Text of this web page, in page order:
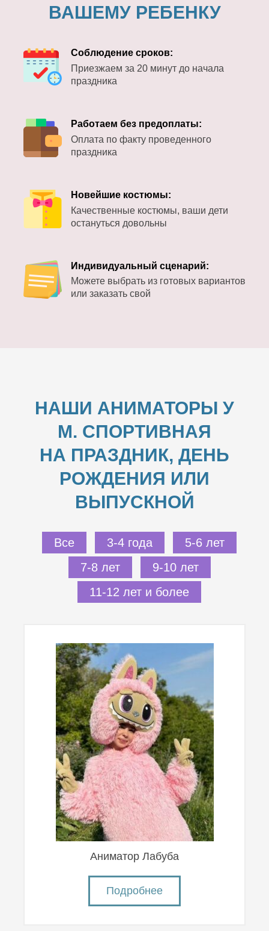
ВАШЕМУ РЕБЕНКУ
Соблюдение сроков:
Приезжаем за 20 минут до начала
праздника
Работаем без предоплаты:
Оплата по факту проведенного
праздника
Новейшие костюмы:
Качественные костюмы, ваши дети
остануться довольны
Индивидуальный сценарий:
Можете выбрать из готовых вариантов
или заказать свой
НАШИ АНИМАТОРЫ У
М. СПОРТИВНАЯ
НА ПРАЗДНИК, ДЕНЬ
РОЖДЕНИЯ ИЛИ
ВЫПУСКНОЙ
Все 3-4 года
5-6 лет
7-8 лет
9-10 лет
11-12 лет и более
Аниматор Лабуба
Подробнее